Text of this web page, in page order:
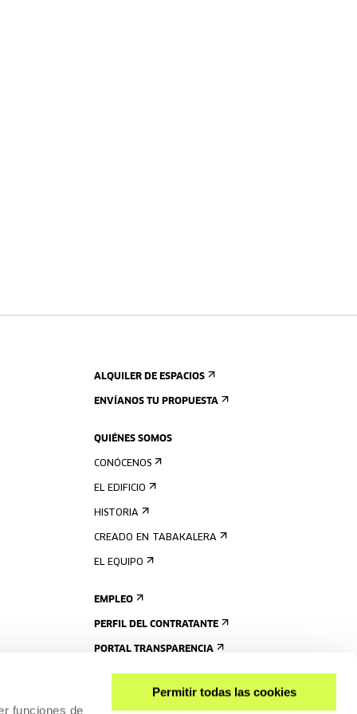
funciones de
Permitir todas las cookies
ALQUILER DE ESPACIOS
ENVÍANOS TU PROPUESTA
QUIÉNES SOMOS
CONÓCENOS
EL EDIFICIO
HISTORIA
CREADO EN TABAKALERA
EL EQUIPO
EMPLEO
PERFIL DEL CONTRATANTE
PORTAL TRANSPARENCIA